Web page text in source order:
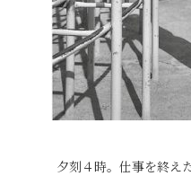
夕刻４時。仕事を終え